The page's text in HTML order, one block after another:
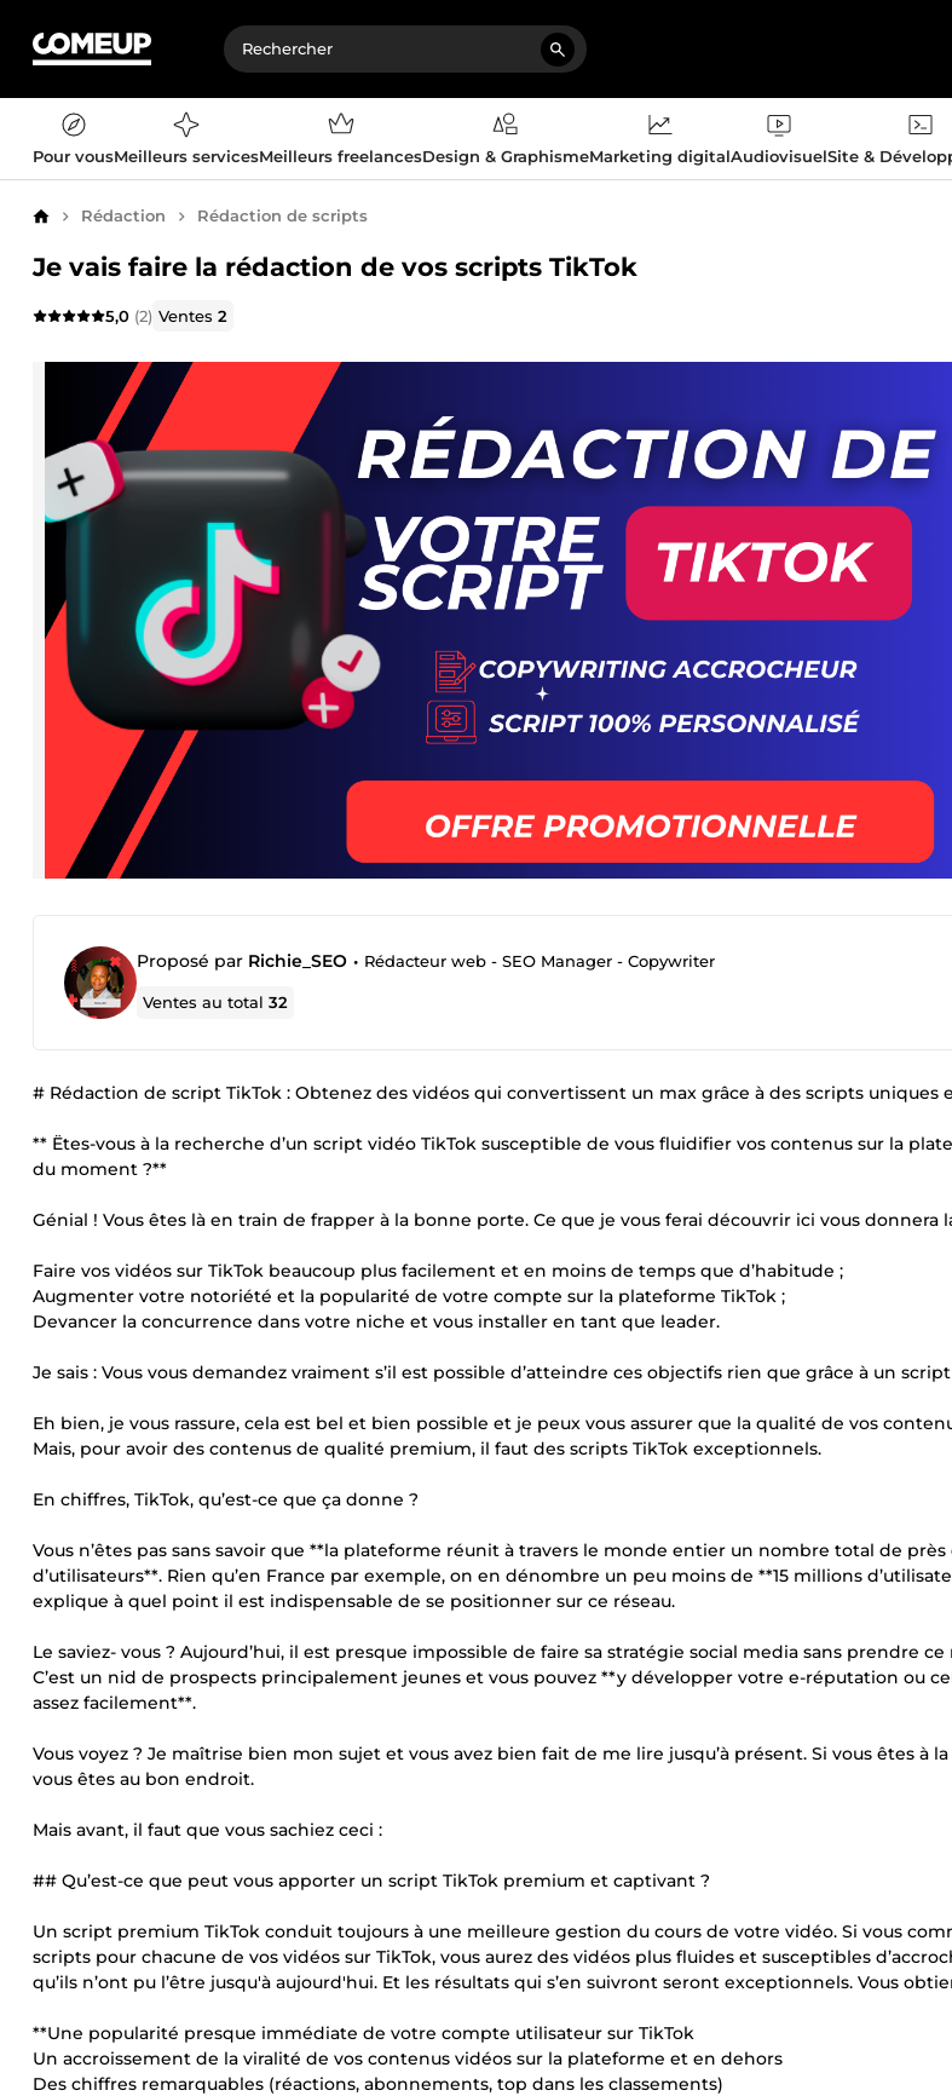
Pour vousMeilleurs servicesMeilleurs freelancesDesign & GraphismeMarketing digitalAudiovisuelSite &
AccueilRédaction Rédaction de scripts
Je vais faire la rédaction de vos scripts TikTok
5,0 (2) Ventes2
Proposé par Richie_SEO • Rédacteur web - SEO Manager - Copywriter
Ventes au total32
# Rédaction de script TikTok : Obtenez des vidéos qui convertissent un max grâce à des scripts uniques
** Ëtes-vous à la recherche d’un script vidéo TikTok susceptible de vous fluidifier vos contenus sur la
du moment ?**
Génial ! Vous êtes là en train de frapper à la bonne porte. Ce que je vous ferai découvrir ici vous donnera
Faire vos vidéos sur TikTok beaucoup plus facilement et en moins de temps que d’habitude ;
Augmenter votre notoriété et la popularité de votre compte sur la plateforme TikTok ;
Devancer la concurrence dans votre niche et vous installer en tant que leader.
Je sais : Vous vous demandez vraiment s’il est possible d’atteindre ces objectifs rien que grâce à un script
Eh bien, je vous rassure, cela est bel et bien possible et je peux vous assurer que la qualité de vos
Mais, pour avoir des contenus de qualité premium, il faut des scripts TikTok exceptionnels.
En chiffres, TikTok, qu’est-ce que ça donne ?
Vous n’êtes pas sans savoir que **la plateforme réunit à travers le monde entier un nombre total de
d’utilisateurs**. Rien qu’en France par exemple, on en dénombre un peu moins de **15 millions
explique à quel point il est indispensable de se positionner sur ce réseau.
Le saviez- vous ? Aujourd’hui, il est presque impossible de faire sa stratégie social media sans prendre
C’est un nid de prospects principalement jeunes et vous pouvez **y développer votre e-réputation ou
assez facilement**.
Vous voyez ? Je maîtrise bien mon sujet et vous avez bien fait de me lire jusqu’à présent. Si vous êtes à
vous êtes au bon endroit.
Mais avant, il faut que vous sachiez ceci :
## Qu’est-ce que peut vous apporter un script TikTok premium et captivant ?
Un script premium TikTok conduit toujours à une meilleure gestion du cours de votre vidéo. Si vous
scripts pour chacune de vos vidéos sur TikTok, vous aurez des vidéos plus fluides et susceptibles
qu’ils n’ont pu l’être jusqu'à aujourd'hui. Et les résultats qui s’en suivront seront exceptionnels. Vous
**Une popularité presque immédiate de votre compte utilisateur sur TikTok
Un accroissement de la viralité de vos contenus vidéos sur la plateforme et en dehors
Des chiffres remarquables (réactions, abonnements, top dans les classements)